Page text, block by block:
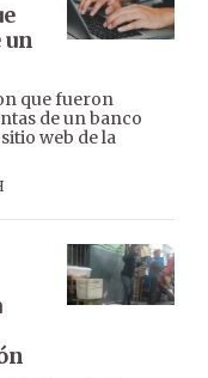
un
que fueron
de un banco
web de la